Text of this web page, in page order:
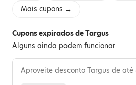
Mais cupons →
Cupons expirados de Targus
Alguns ainda podem funcionar
Aproveite desconto Targus de até